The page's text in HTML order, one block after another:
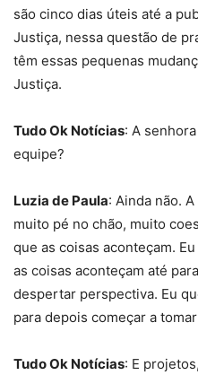
são cinco dias úteis até a
Justiça, nessa questão de
têm essas pequenas
Justiça.
Tudo Ok Notícias: A
equipe?
Luzia de Paula: Ainda não.
muito pé no chão, muito
que as coisas aconteçam.
as coisas aconteçam até
despertar perspectiva. Eu
para depois começar a
Tudo Ok Notícias: E